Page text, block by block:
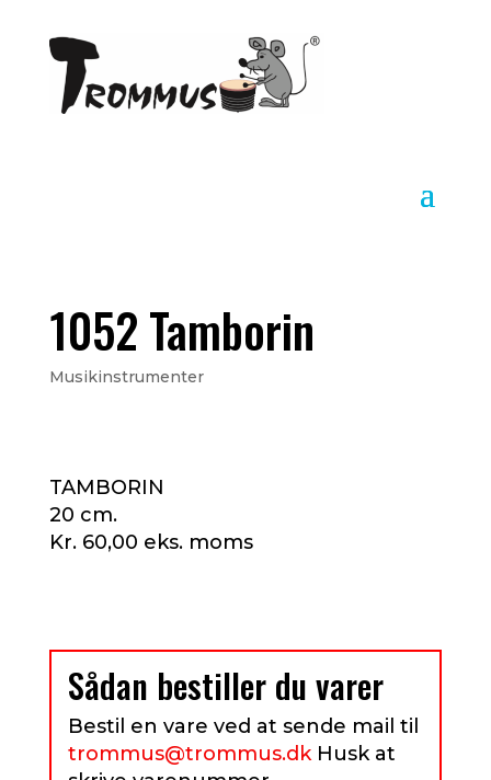
1052 Tamborin
Musikinstrumenter
TAMBORIN
20 cm.
Kr. 60,00 eks. moms
Sådan bestiller du varer
Bestil en vare ved at sende mail til
trommus@trommus.dkHusk at